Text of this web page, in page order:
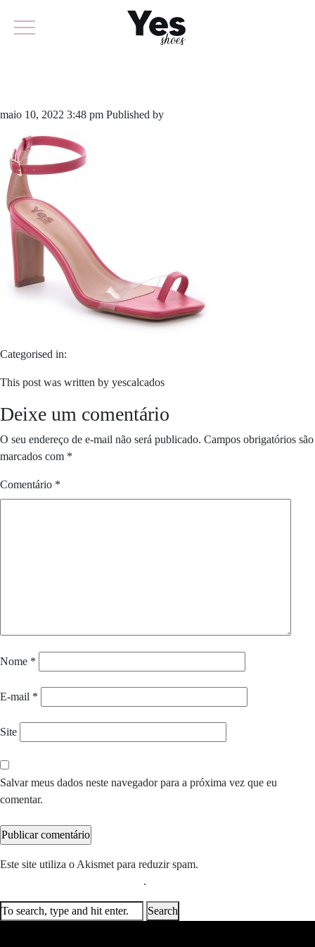
maio 10, 2022 3:48 pm Published by
Categorised in:
This post was written by yescalcados
Deixe um comentário
O seu endereço de e-mail não será publicado. Campos obrigatórios são
marcados com *
Comentário *
Nome *
E-mail *
Site
Salvar meus dados neste navegador para a próxima vez que eu
comentar.
Este site utiliza o Akismet para reduzir spam.
.
Search